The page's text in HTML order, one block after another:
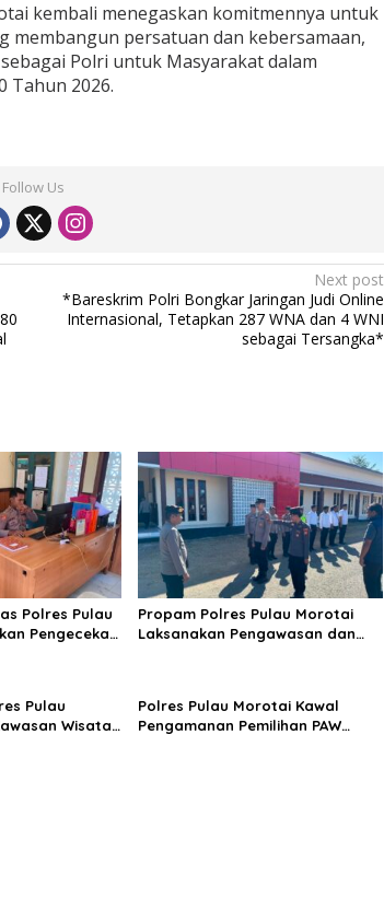
kembali menegaskan komitmennya untuk
persatuan dan kebersamaan,
Polri untuk Masyarakat dalam
Tahun 2026.
Follow Us
Next post
*Bareskrim Polri Bongkar Jaringan Judi Online
Internasional, Tetapkan 287 WNA dan 4 WNI
sebagai Tersangka*
Polres Pulau
Pengecekan
Propam Polres Pulau Morotai
Laksanakan Pengawasan dan
Pulau
Wisata,
Polres Pulau Morotai Kawal
Pengamanan Pemilihan PAW